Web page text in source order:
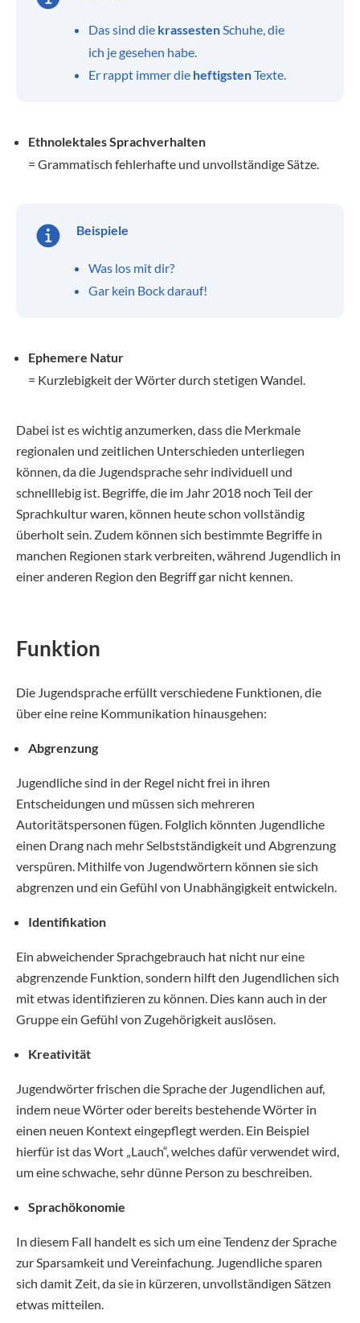
Das sind die krassestenSchuhe, die
ich je gesehen habe.
Er rappt immer die heftigstenTexte.
Ethnolektales Sprachverhalten
= Grammatisch fehlerhafte und unvollständige Sätze.
Beispiele
Was los mit dir?
Gar kein Bock darauf!
Ephemere Natur
= Kurzlebigkeit der Wörter durch stetigen Wandel.
Dabei ist es wichtig anzumerken, dass die Merkmale
regionalen und zeitlichen Unterschieden unterliegen
können, da die Jugendsprache sehr individuell und
schnelllebig ist. Begriffe, die im Jahr 2018 noch Teil der
Sprachkultur waren, können heute schon vollständig
überholt sein. Zudem können sich bestimmte Begriffe in
manchen Regionen stark verbreiten, während Jugendlich in
einer anderen Region den Begriff gar nicht kennen.
Funktion
Die Jugendsprache erfüllt verschiedene Funktionen, die
über eine reine Kommunikation hinausgehen:
Abgrenzung
Jugendliche sind in der Regel nicht frei in ihren
Entscheidungen und müssen sich mehreren
Autoritätspersonen fügen. Folglich könnten Jugendliche
einen Drang nach mehr Selbstständigkeit und Abgrenzung
verspüren. Mithilfe von Jugendwörtern können sie sich
abgrenzen und ein Gefühl von Unabhängigkeit entwickeln.
Identifikation
Ein abweichender Sprachgebrauch hat nicht nur eine
abgrenzende Funktion, sondern hilft den Jugendlichen sich
mit etwas identifizieren zu können. Dies kann auch in der
Gruppe ein Gefühl von Zugehörigkeit auslösen.
Kreativität
Jugendwörter frischen die Sprache der Jugendlichen auf,
indem neue Wörter oder bereits bestehende Wörter in
einen neuen Kontext eingepflegt werden. Ein Beispiel
hierfür ist das Wort „Lauch“, welches dafür verwendet wird,
um eine schwache, sehr dünne Person zu beschreiben.
Sprachökonomie
In diesem Fall handelt es sich um eine Tendenz der Sprache
zur Sparsamkeit und Vereinfachung. Jugendliche sparen
sich damit Zeit, da sie in kürzeren, unvollständigen Sätzen
etwas mitteilen.